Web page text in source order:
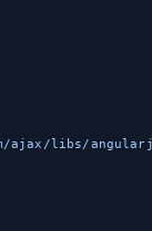
ajax/libs/